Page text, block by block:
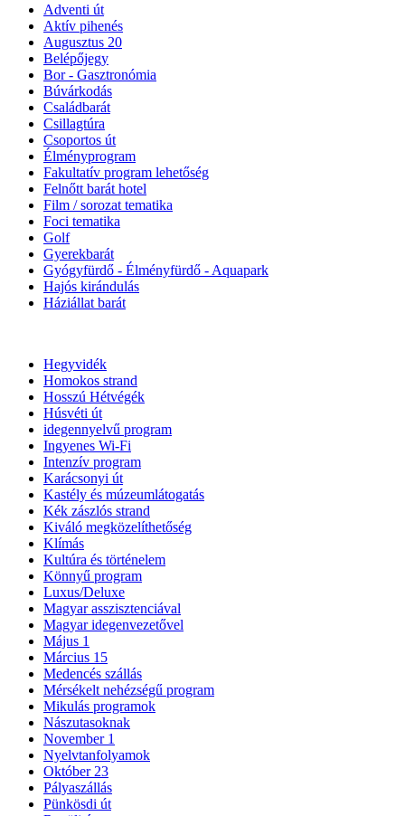
Adventi út
Aktív pihenés
Augusztus 20
Belépőjegy
Bor - Gasztronómia
Búvárkodás
Családbarát
Csillagtúra
Csoportos út
Élményprogram
Fakultatív program lehetőség
Felnőtt barát hotel
Film / sorozat tematika
Foci tematika
Golf
Gyerekbarát
Gyógyfürdő - Élményfürdő - Aquapark
Hajós kirándulás
Háziállat barát
Hegyvidék
Homokos strand
Hosszú Hétvégék
Húsvéti út
idegennyelvű program
Ingyenes Wi-Fi
Intenzív program
Karácsonyi út
Kastély és múzeumlátogatás
Kék zászlós strand
Kiváló megközelíthetőség
Klímás
Kultúra és történelem
Könnyű program
Luxus/Deluxe
Magyar asszisztenciával
Magyar idegenvezetővel
Május 1
Március 15
Medencés szállás
Mérsékelt nehézségű program
Mikulás programok
Nászutasoknak
November 1
Nyelvtanfolyamok
Október 23
Pályaszállás
Pünkösdi út